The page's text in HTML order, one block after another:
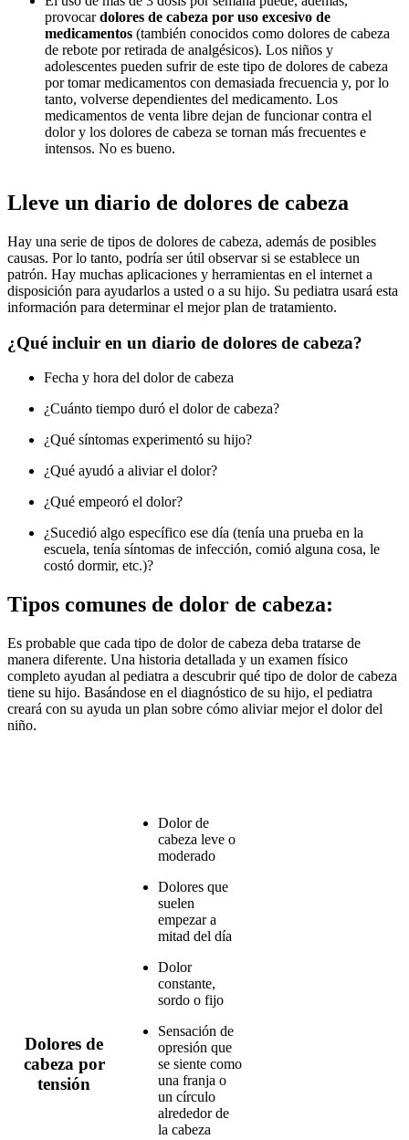
provocardolores de cabeza por uso excesivo de
medicamentos (también conocidos como dolores de cabeza
de rebote por retirada de analgésicos). Los niños y
adolescentes pueden sufrir de este tipo de dolores de cabeza
por tomar medicamentos con demasiada frecuencia y, por lo
tanto, volverse dependientes del medicamento. Los
medicamentos de venta libre dejan de funcionar contra el
dolor y los dolores de cabeza se tornan más frecuentes e
intensos. No es bueno.
Lleve un diario de dolores de cabeza
Hay una serie de tipos de dolores de cabeza, además de posibles
causas. Por lo tanto, podría ser útil observar si se establece un
patrón. Hay muchas aplicaciones y herramientas en el internet a
disposición para ayudarlos a usted o a su hijo. Su pediatra usará esta
información para determinar el mejor plan de tratamiento.
¿Qué incluir en un diario de dolores de cabeza?
Fecha y hora del dolor de cabeza
¿Cuánto tiempo duró el dolor de cabeza?
¿Qué síntomas experimentó su hijo?
¿Qué ayudó a aliviar el dolor?
¿Qué empeoró el dolor?
¿Sucedió algo específico ese día (tenía una prueba en la
escuela, tenía síntomas de infección, comió alguna cosa, le
costó dormir, etc.)?
Tipos comunes de dolor de cabeza:
Es probable que cada tipo de dolor de cabeza deba tratarse de
manera diferente. Una historia detallada y un examen físico
completo ayudan al pediatra a descubrir qué tipo de dolor de cabeza
tiene su hijo. Basándose en el diagnóstico de su hijo, el pediatra
creará con su ayuda un plan sobre cómo aliviar mejor el dolor del
niño.
Dolores de
cabeza por
tensión
Dolor de
cabeza leve o
moderado
Dolores que
suelen
empezar a
mitad del día
Dolor
constante,
sordo o fijo
Sensación de
opresión que
se siente como
una franja o
un círculo
alrededor de
la cabeza